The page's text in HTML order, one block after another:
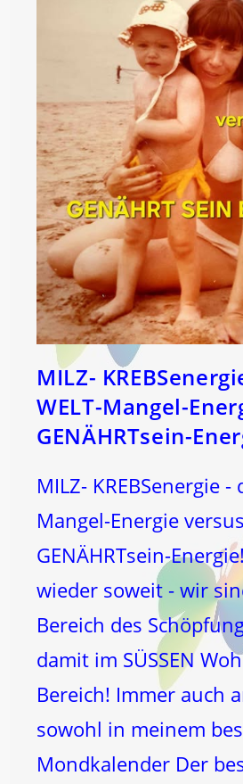
MILZ-
WELT-Mangel-
GENÄHRTsein-
MILZ- KREBSenergie -
Mangel-Energie versus
GENÄHRTsein-
wieder soweit - wir
Bereich des
damit im SÜSSEN
Bereich! Immer auch
sowohl in meinem
Mondkalender Der